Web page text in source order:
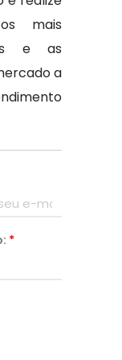
mais
e as
a
*